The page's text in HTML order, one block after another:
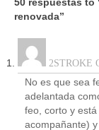
50 respuestas to
renovada”
2STROKE
No es que sea
adelantada
feo, corto y
acompañante)